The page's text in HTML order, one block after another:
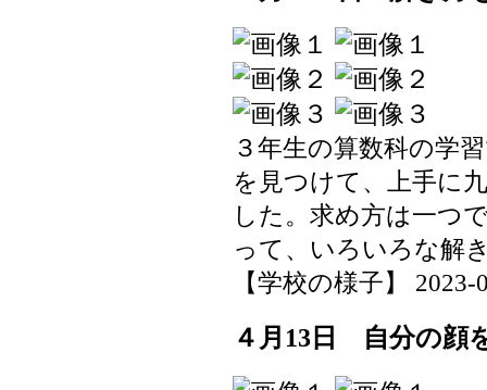
３年生の算数科の学
を見つけて、上手に
した。求め方は一つ
って、いろいろな解
【学校の様子】 2023-
４月13日 自分の顔